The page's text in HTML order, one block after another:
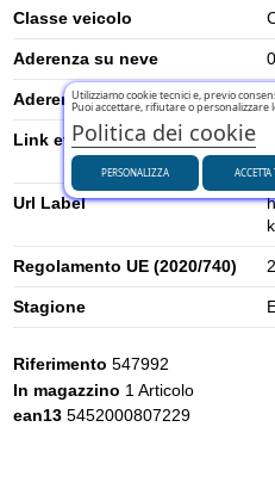
Classe veicolo
Aderenza su neve 0
Aderenza su ghiaccio 0
Link etichetta energetica UE
Url Label
Regolamento UE (2020/740)
Stagione
Riferimento 547992
In magazzino 1 Articolo
ean13 5452000807229
Utilizziamo cookie tecnici e, previo
Puoi accettare, rifiutare o personalizzare
Politica dei cookie
PERSONALIZZA